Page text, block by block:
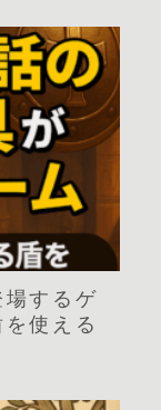
場するゲ
使える